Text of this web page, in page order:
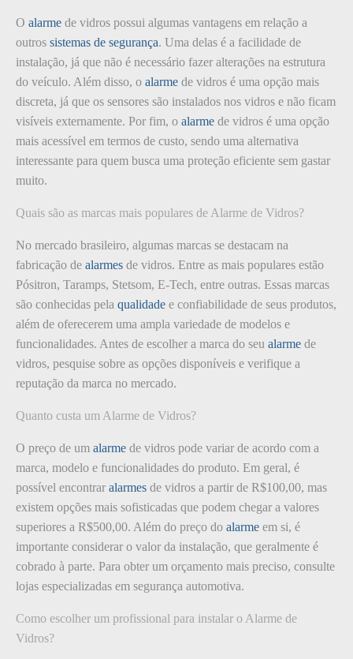
O alarme de vidros possui algumas vantagens em relação a
outros sistemas de segurança. Uma delas é a facilidade de
instalação, já que não é necessário fazer alterações na estrutura
do veículo. Além disso, o alarme de vidros é uma opção mais
discreta, já que os sensores são instalados nos vidros e não ficam
visíveis externamente. Por fim, o alarme de vidros é uma opção
mais acessível em termos de custo, sendo uma alternativa
interessante para quem busca uma proteção eficiente sem gastar
muito.
Quais são as marcas mais populares de Alarme de Vidros?
No mercado brasileiro, algumas marcas se destacam na
fabricação de alarmes de vidros. Entre as mais populares estão
Pósitron, Taramps, Stetsom, E-Tech, entre outras. Essas marcas
são conhecidas pela qualidade e confiabilidade de seus produtos,
além de oferecerem uma ampla variedade de modelos e
funcionalidades. Antes de escolher a marca do seu alarme de
vidros, pesquise sobre as opções disponíveis e verifique a
reputação da marca no mercado.
Quanto custa um Alarme de Vidros?
O preço de um alarme de vidros pode variar de acordo com a
marca, modelo e funcionalidades do produto. Em geral, é
possível encontrar alarmes de vidros a partir de R$100,00, mas
existem opções mais sofisticadas que podem chegar a valores
superiores a R$500,00. Além do preço do alarme em si, é
importante considerar o valor da instalação, que geralmente é
cobrado à parte. Para obter um orçamento mais preciso, consulte
lojas especializadas em segurança automotiva.
Como escolher um profissional para instalar o Alarme de
Vidros?